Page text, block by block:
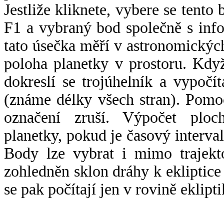
Jestliže kliknete, vybere se tento
F1 a vybraný bod společně s
tato úsečka měří v
poloha planetky v prostoru.
dokreslí se trojúhelník a
(známe délky všech stran).
označení zruší. Výpočet
planetky, pokud je časový
Body lze vybrat i mimo
zohledněn sklon dráhy k
se pak počítají jen v rovině